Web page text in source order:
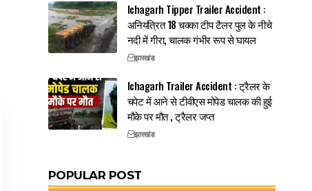
Ichagarh Tipper Trailer Accident :
अनियंत्रित 18 चक्का टीप टैलर पुल के नीचे
नदी में गीरा, चालक गंभीर रूप से घायल
झारखंड
Ichagarh Trailer Accident : ट्रैलर के
चपेट में आने से टीवीएस मोपेड चालक की हुई
मौके पर मौत , ट्रैलर जप्त
झारखंड
POPULAR POST